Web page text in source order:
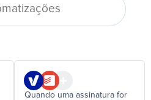
Quando uma assinatura for